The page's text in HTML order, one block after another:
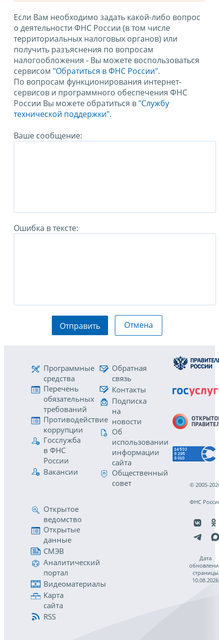
Если Вам необходимо задать какой-либо вопрос
о деятельности ФНС России (в том числе
территориальных налоговых органов) или
получить разъяснения по вопросам
налогообложения - Вы можете воспользоваться
сервисом "Обратиться в ФНС России".
По вопросам функционирования интернет-
сервисов и программного обеспечения ФНС
России Вы можете обратиться в "Службу
технической поддержки".
Ваше сообщение:
Ошибка в тексте:
Отправить Отмена
Программные
средства
Перечень
обязательных
требований
Противодействие
коррупции
Госслужба
в ФНС
России
Вакансии
Обратная
связь
Контакты
Подписка
на
новости
Об
использовании
информации
сайта
Общественный
совет
Открытое
ведомство
Открытые
данные
СМЭВ
Аналитический
портал
Видеоматериалы
Карта
сайта
RSS
© 2005-
ФНС
Дата
страницы
10.08.2026